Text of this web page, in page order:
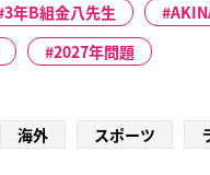
3年B組金八先生
2027年問題
海外 スポーツ